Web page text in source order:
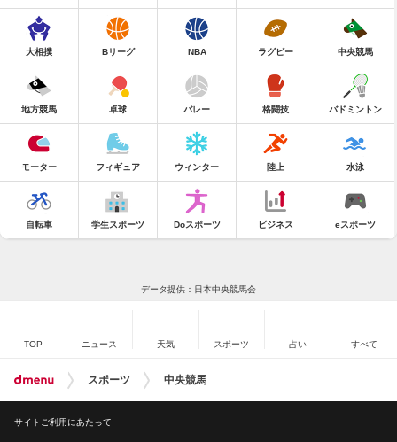
大相撲 Bリーグ NBA ラグビー 中央競馬
地方競馬 卓球 バレー 格闘技 バドミントン
モーター フィギュア ウィンター 陸上 水泳
自転車 学生スポーツ Doスポーツ ビジネス eスポーツ
データ提供：日本中央競馬会
TOP ニュース 天気 スポーツ 占い すべて
スポーツ 中央競馬
サイトご利用にあたって